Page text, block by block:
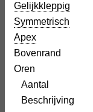
Gelijkkleppig
Symmetrisch
Apex
Bovenrand
Oren
Aantal
Beschrijving